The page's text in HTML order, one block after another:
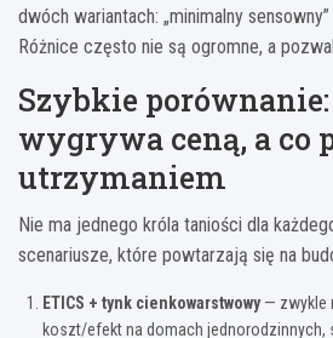
dwóch wariantach: „minimalny
Różnice często nie są ogromne, a
Szybkie
wygrywa ceną, a co
utrzymaniem
Nie ma jednego króla taniości dla
scenariusze, które powtarzają się na
ETICS + tynk cienkowarstwowy— zwykle
koszt/efekt na domach jednorodzinnych,